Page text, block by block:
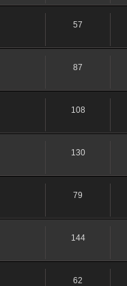
57
87
108
130
79
144
62